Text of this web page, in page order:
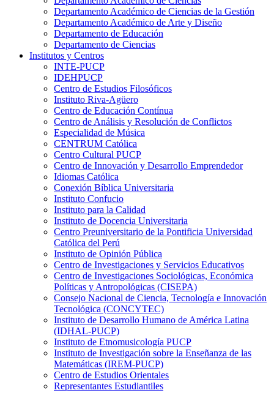
Departamento Académico de Ciencias de la Gestión
Departamento Académico de Arte y Diseño
Departamento de Educación
Departamento de Ciencias
Institutos y Centros
INTE-PUCP
IDEHPUCP
Centro de Estudios Filosóficos
Instituto Riva-Agüero
Centro de Educación Contínua
Centro de Análisis y Resolución de Conflictos
Especialidad de Música
CENTRUM Católica
Centro Cultural PUCP
Centro de Innovación y Desarrollo Emprendedor
Idiomas Católica
Conexión Bíblica Universitaria
Instituto Confucio
Instituto para la Calidad
Instituto de Docencia Universitaria
Centro Preuniversitario de la Pontificia Universidad
Católica del Perú
Instituto de Opinión Pública
Centro de Investigaciones y Servicios Educativos
Centro de Investigaciones Sociológicas, Económica
Políticas y Antropológicas (CISEPA)
Consejo Nacional de Ciencia, Tecnología e Innovación
Tecnológica (CONCYTEC)
Instituto de Desarrollo Humano de América Latina
(IDHAL-PUCP)
Instituto de Etnomusicología PUCP
Instituto de Investigación sobre la Enseñanza de las
Matemáticas (IREM-PUCP)
Centro de Estudios Orientales
Representantes Estudiantiles